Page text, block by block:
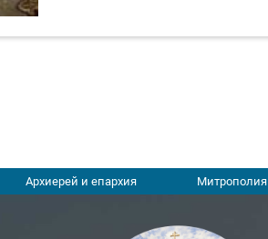
Архиерей и епархия Митрополия